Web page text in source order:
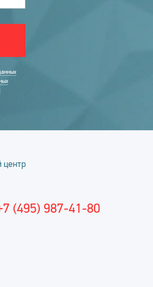
центр
(495) 987-41-80